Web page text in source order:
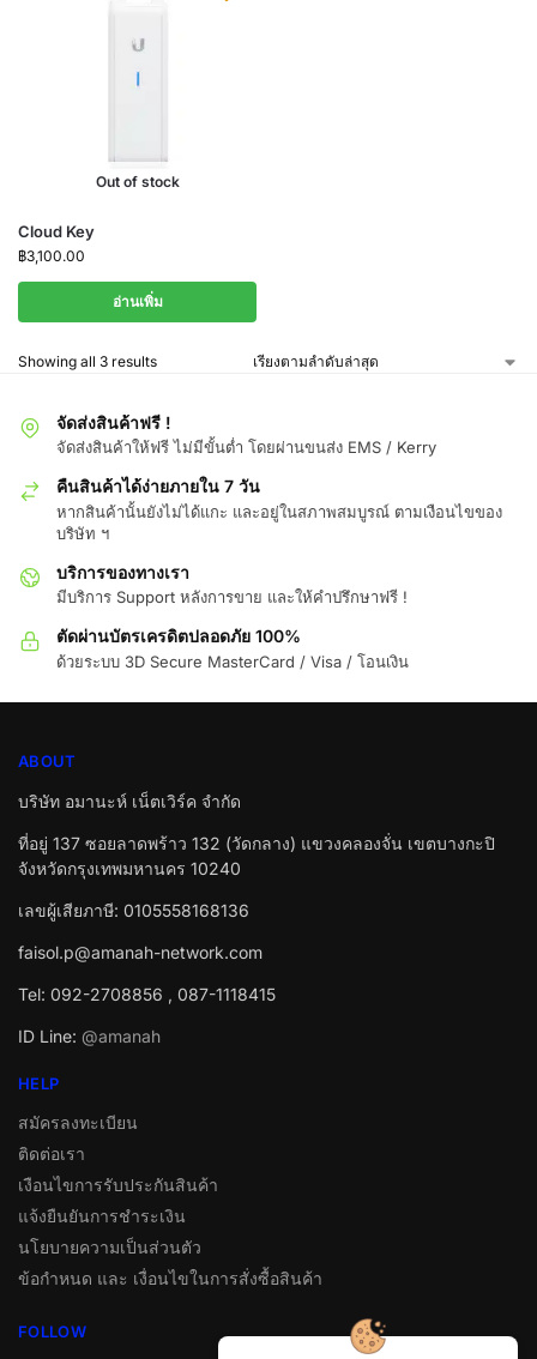
Out of stock
Cloud Key
฿3,100.00
อ่านเพิ่ม
Showing all 3 results
จัดส่งสินค้าฟรี !
จัดส่งสินค้าให้ฟรี ไม่มีขั้นต่ำ โดยผ่านขนส่ง EMS / Kerry
คืนสินค้าได้ง่ายภายใน 7 วัน
หากสินค้านั้นยังไม่ได้แกะ และอยู่ในสภาพสมบูรณ์ ตามเงือนไขของ
บริษัท ฯ
บริการของทางเรา
มีบริการ Support หลังการขาย และให้คำปรึกษาฟรี !
ตัดผ่านบัตรเครดิตปลอดภัย 100%
ด้วยระบบ 3D Secure MasterCard / Visa / โอนเงิน
ABOUT
บริษัท อมานะห์ เน็ตเวิร์ค จำกัด
ที่อยู่ 137 ซอยลาดพร้าว 132 (วัดกลาง) แขวงคลองจั่น เขตบางกะปิ
จังหวัดกรุงเทพมหานคร 10240
เลขผู้เสียภาษี: 0105558168136
faisol.p@amanah-network.com
Tel: 092-2708856 , 087-1118415
ID Line: @amanah
HELP
สมัครลงทะเบียน
ติดต่อเรา
เงือนไขการรับประกันสินค้า
แจ้งยืนยันการชำระเงิน
นโยบายความเป็นส่วนตัว
ข้อกำหนด และ เงื่อนไขในการสั่งซื้อสินค้า
FOLLOW